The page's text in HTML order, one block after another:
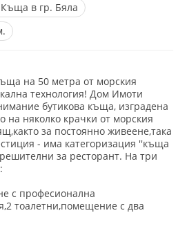
в гр. Бяла
на 50 метра от морския
технология! Дом Имоти
бутикова къща, изградена
на няколко крачки от морския
за постоянно живеене,така
- има категоризация ''къща
за ресторант. На три
с професионална
тоалетни,помещение с два